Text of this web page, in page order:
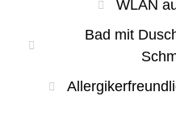
WLAN
Bad mit